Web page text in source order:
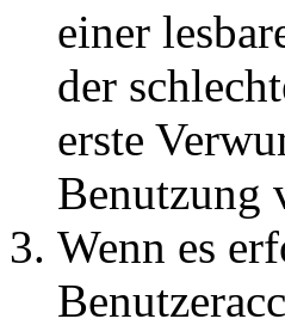
einer
der
erste
Benutzung
Wenn es